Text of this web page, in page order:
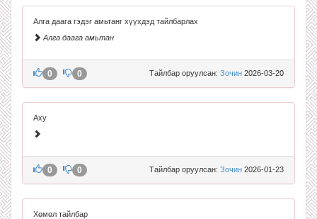
Алга даага гэдэг амьтанг хүүхдэд тайлбарлах
Алга даага амьтан
Тайлбар оруулсан: Зочин 2026-03-20
0 0
Аху
Тайлбар оруулсан: Зочин 2026-01-23
0 0
Хөмөл тайлбар